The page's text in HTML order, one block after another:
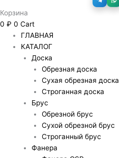
Корзина
0 ₽ 0 Cart
ГЛАВНАЯ
КАТАЛОГ
Доска
Обрезная доска
Сухая обрезная доска
Строганная доска
Брус
Обрезной брус
Сухой обрезной брус
Строганный брус
Фанера